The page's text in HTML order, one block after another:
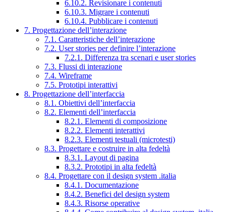
6.10.2. Revisionare i contenuti
6.10.3. Migrare i contenuti
6.10.4. Pubblicare i contenuti
7. Progettazione dell’interazione
7.1. Caratteristiche dell’interazione
7.2. User stories per definire l’interazione
7.2.1. Differenza tra scenari e user stories
7.3. Flussi di interazione
7.4. Wireframe
7.5. Prototipi interattivi
8. Progettazione dell’interfaccia
8.1. Obiettivi dell’interfaccia
8.2. Elementi dell’interfaccia
8.2.1. Elementi di composizione
8.2.2. Elementi interattivi
8.2.3. Elementi testuali (microtesti)
8.3. Progettare e costruire in alta fedeltà
8.3.1. Layout di pagina
8.3.2. Prototipi in alta fedeltà
8.4. Progettare con il design system .italia
8.4.1. Documentazione
8.4.2. Benefici del design system
8.4.3. Risorse operative